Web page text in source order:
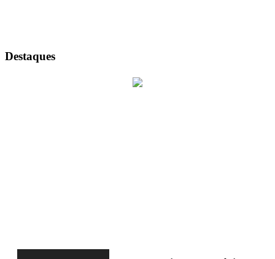
Destaques